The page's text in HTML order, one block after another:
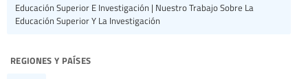
Educación Superior E Investigación | Nuestro Trabajo Sobre La
Educación Superior Y La Investigación
regiones y países